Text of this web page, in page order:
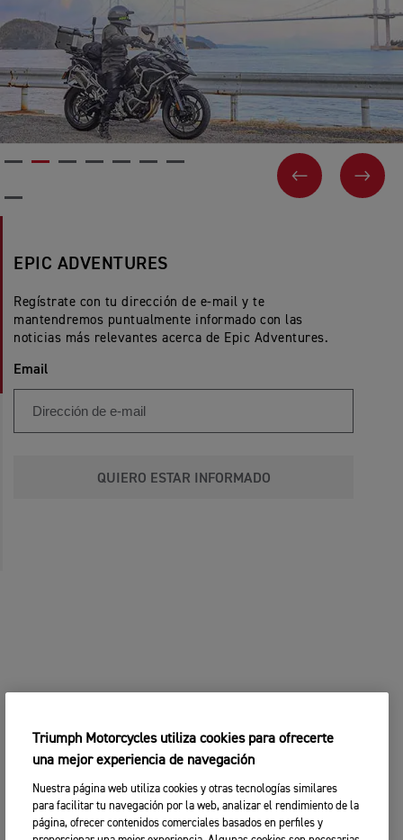
ANTERIOR
EPIC ADVENTURES
Regístrate con tu dirección de e-mail y te
mantendremos puntualmente informado con las
noticias más relevantes acerca de Epic Adventures.
Email
QUIERO ESTAR INFORMADO
Triumph Motorcycles utiliza cookies para ofrecerte
una mejor experiencia de navegación
Nuestra página web utiliza cookies y otras tecnologías similares
para facilitar tu navegación por la web, analizar el rendimiento de la
página, ofrecer contenidos comerciales basados en perfiles y